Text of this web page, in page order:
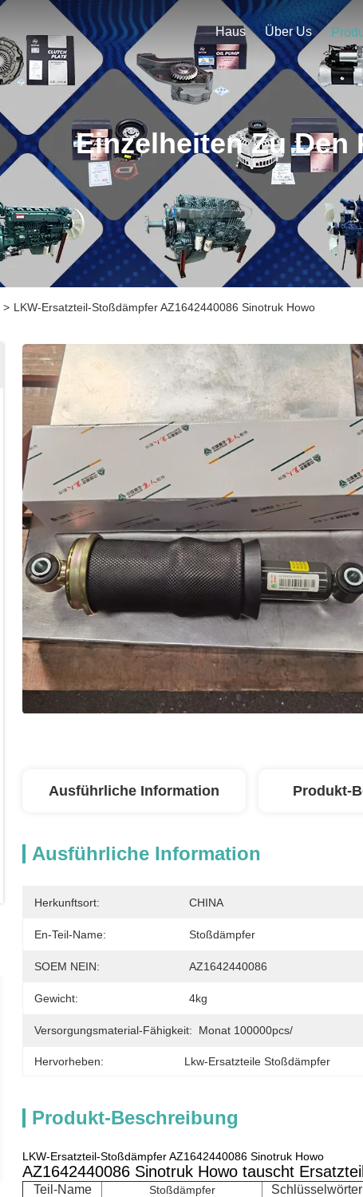
Haus Über Us
Einzelheiten Zu Den
> LKW-Ersatzteil-Stoßdämpfer AZ1642440086 Sinotruk Howo
Ausführliche Information Produkt-
Ausführliche Information
Herkunftsort: CHINA
En-Teil-Name: Stoßdämpfer
SOEM NEIN: AZ1642440086
Gewicht: 4kg
Versorgungsmaterial-Fähigkeit: Monat 100000pcs/
Hervorheben: Lkw-Ersatzteile Stoßdämpfer
Produkt-Beschreibung
LKW-Ersatzteil-Stoßdämpfer AZ1642440086 Sinotruk Howo
AZ1642440086 Sinotruk Howo tauscht
Teil-Name Stoßdämpfer Schlüsselwörter